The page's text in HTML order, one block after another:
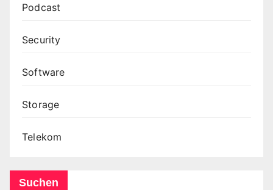
Podcast
Security
Software
Storage
Telekom
Suchen